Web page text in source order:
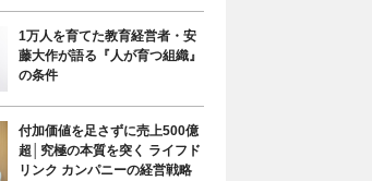
1万人を育てた教育経営者・安
藤大作が語る『人が育つ組織』
の条件
付加価値を足さずに売上500億
超│究極の本質を突く ライフド
リンク カンパニーの経営戦略